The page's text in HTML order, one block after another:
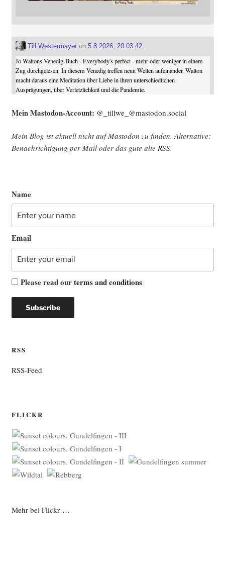
Till Westermayeron 5.8.2026, 20:03:42
Jo Waltons Venedig-Buch - Everybody's perfect - mehr oder weniger in einem
Zug durchgelesen. In diesem Venedig treffen neun Welten aufeinander. Walton
macht daraus eine Meditation über Liebe in ihren unterschiedlichen
Ausprägungen, über Verletzlichkeit und die Pandemie.
Mein Mast­o­don-Account: @_tillwe_@mastodon.social
Mein Blog ist aktu­ell nicht auf Mast­o­don zu fin­den. Alter­na­ti­ve:
Benach­rich­ti­gung per Mail oder das gute alte RSS.
Name
Email
Please read ourterms and conditions
RSS
RSS-Feed
FLICKR
Mehr bei Flickr …